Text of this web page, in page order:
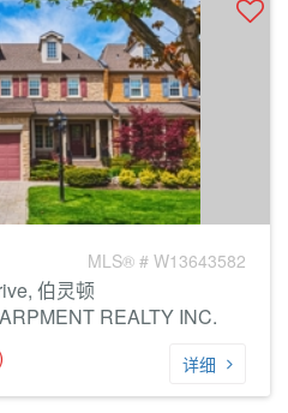
MLS® # W13643582
伯灵顿
REALTY INC.
详细